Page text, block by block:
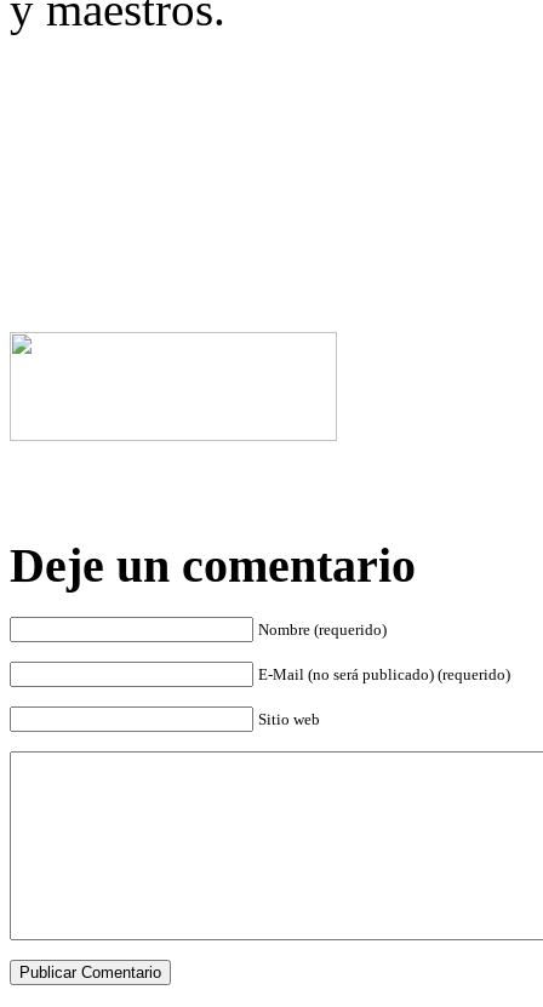
Deje un comentario
Nombre (requerido)
E-Mail (no será publicado) (requerido)
Sitio web